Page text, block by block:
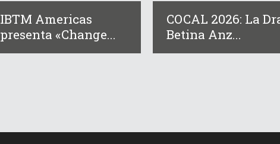
IBTM Americas
presenta «Change...
COCAL 2026: La
Betina Anz...